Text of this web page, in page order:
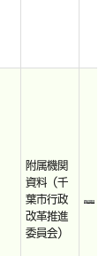
附属機関
資料（千
葉市行政
改革推進
委員会）